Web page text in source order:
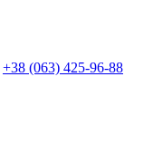
+38 (063) 425-96-88